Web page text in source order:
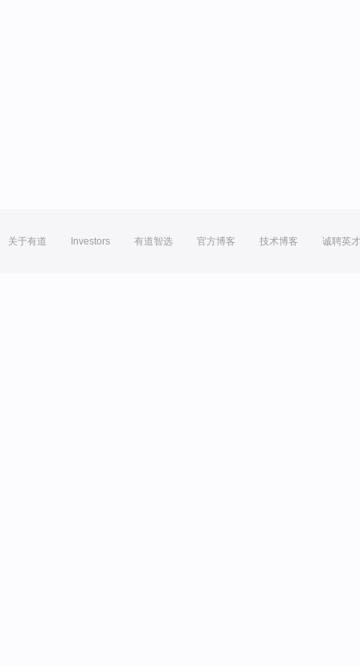
关于有道 Investors 有道智选 官方博客 技术博客 诚聘英才